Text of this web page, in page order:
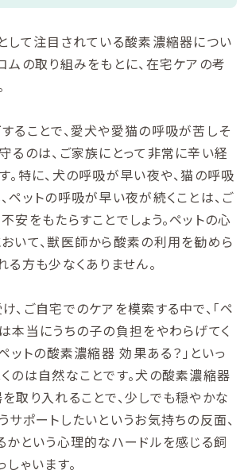
して注目されている酸素濃縮器につい
ムの取り組みをもとに、在宅ケアの考
ることで、愛犬や愛猫の呼吸が苦しそ
るのは、ご家族にとって非常に辛い経
。特に、犬の呼吸が早い夜や、猫の呼吸
ペットの呼吸が早い夜が続くことは、ご
安をもたらすことでしょう。ペットの心
いて、獣医師から酸素の利用を勧めら
る方も少なくありません。
、ご自宅でのケアを模索する中で、「ペ
本当にうちの子の負担をやわらげてく
ットの酸素濃縮器 効果ある？」といっ
のは自然なことです。犬の酸素濃縮器
取り入れることで、少しでも穏やかな
サポートしたいというお気持ちの反面、
かという心理的なハードルを感じる飼
ゃいます。